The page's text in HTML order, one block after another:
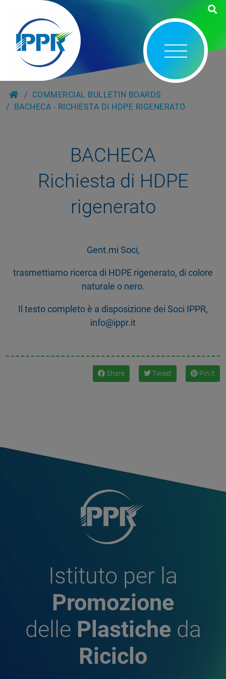
COMMERCIAL BULLETIN BOARDS
BACHECA - RICHIESTA DI HDPE RIGENERATO
BACHECA
Richiesta di HDPE
rigenerato
Gent.mi Soci,
trasmettiamo ricerca di HDPE rigenerato, di colore
naturale o nero.
Il testo completo è a disposizione dei Soci IPPR,
info@ippr.it
Share Tweet Pin it
Istituto per la
Promozione
delle Plastiche da
Riciclo